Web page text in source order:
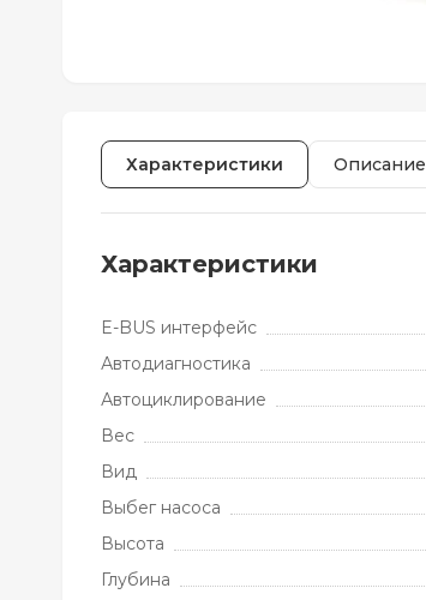
Характеристики Описание
Характеристики
E-BUS интерфейс
Автодиагностика
Автоциклирование
Вес
Вид
Выбег насоса
Высота
Глубина